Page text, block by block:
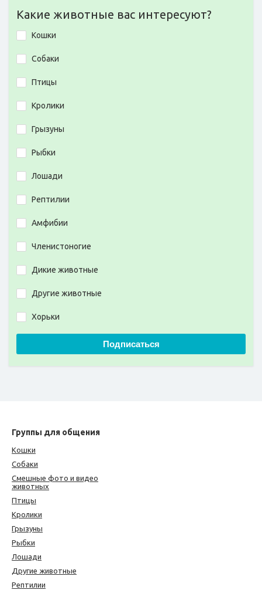
Какие животные вас интересуют?
Кошки
Собаки
Птицы
Кролики
Грызуны
Рыбки
Лошади
Рептилии
Амфибии
Членистоногие
Дикие животные
Другие животные
Хорьки
Подписаться
Группы для общения
Кошки
Собаки
Смешные фото и видео
животных
Птицы
Кролики
Грызуны
Рыбки
Лошади
Другие животные
Рептилии